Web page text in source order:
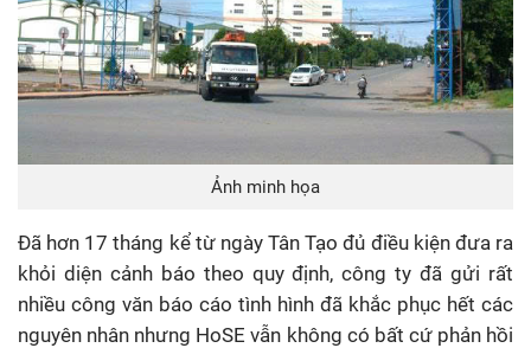
Ảnh minh họa
Đã hơn 17 tháng kể từ ngày Tân Tạo đủ điều kiện đưa ra
khỏi diện cảnh báo theo quy định, công ty đã gửi rất
nhiều công văn báo cáo tình hình đã khắc phục hết các
nguyên nhân nhưng HoSE vẫn không có bất cứ phản hồi